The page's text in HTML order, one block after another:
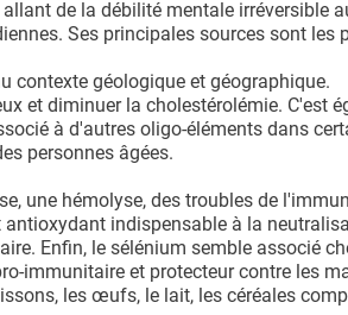
de la débilité mentale irréversible
Ses principales sources sont les
contexte géologique et géographique.
et diminuer la cholestérolémie. C'est
à d'autres oligo-éléments dans
personnes âgées.
une hémolyse, des troubles de
indispensable à la
Enfin, le sélénium semble associé
immunitaire et protecteur contre les
les œufs, le lait, les céréales